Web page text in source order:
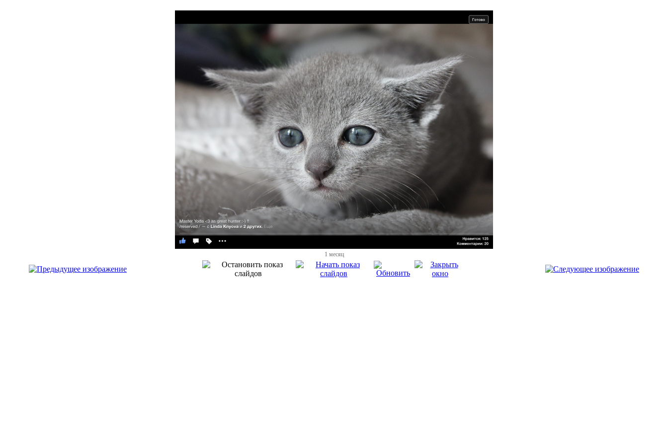
1 месяц